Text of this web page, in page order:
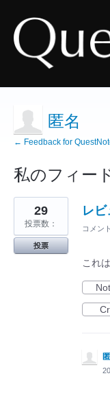
匿名
← Feedback for
私のフィー
7
っ
た
レ
29
投票数：
投票
コメン
これ